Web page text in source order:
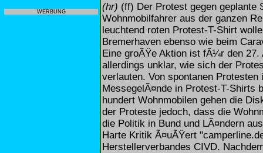
WERBUNG
(hr) (ff) Der Protest gegen geplante
Wohnmobilfahrer aus der ganzen
leuchtend roten Protest-T-Shirt
Bremerhaven ebenso wie beim
Eine groÃŸe Aktion ist fÃ¼r den
allerdings unklar, wie sich der
verlauten. Von spontanen
MessegelÃ¤nde in Protest-T-Shirts
hundert Wohnmobilen gehen die
der Proteste jedoch, dass die
die Politik in Bund und LÃ¤ndern
Harte Kritik Ã¤uÃŸert
Herstellerverbandes CIVD.